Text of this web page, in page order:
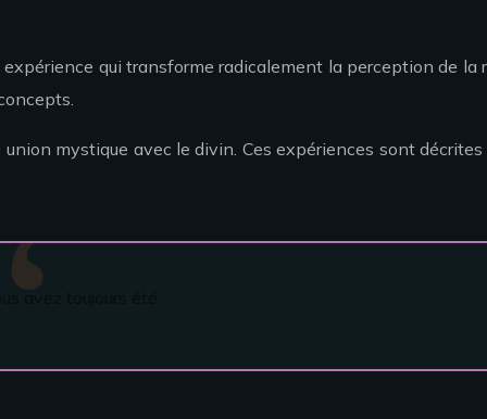
qui transforme radicalement la perception de
union mystique avec le divin. Ces expériences sont